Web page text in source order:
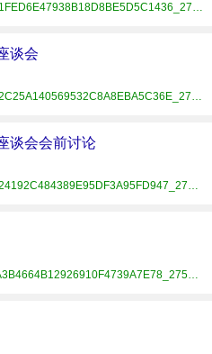
http://www.hongmuren.cn/sf_05A2BA1FED6E47938B18D8BE5D5C1436_275_D2A1E35190.html
谈会
http://www.hongmuren.cn/sf_8C01A02C25A140569532C8A8EBA5C36E_275_D2A1E35190.html
谈会会前讨论
http://www.hongmuren.cn/sf_C26E3124192C484389E95DF3A95FD947_275_D2A1E35190.html
http://www.hongmuren.cn/sf_F14F3FA3B4664B12926910F4739A7E78_275_D2A1E35190.html